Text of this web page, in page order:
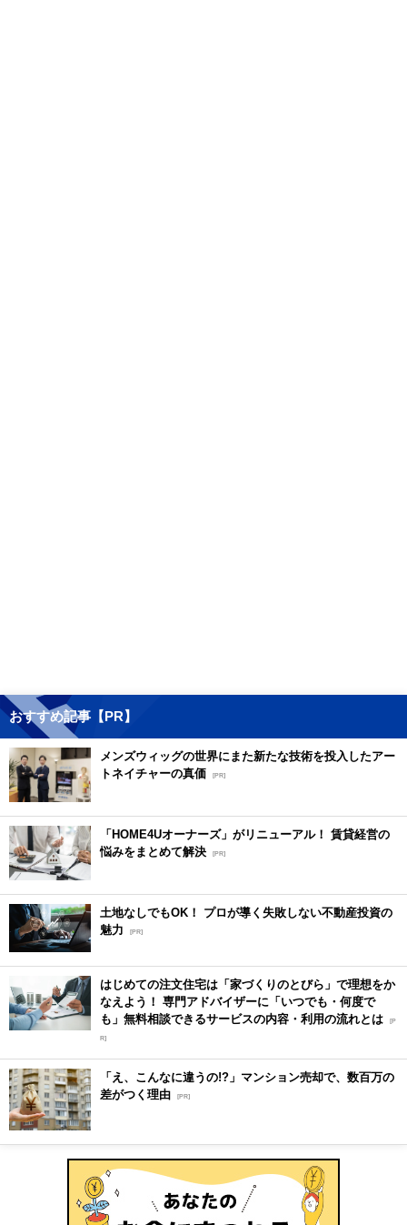
おすすめ記事【PR】
メンズウィッグの世界にまた新たな技術を投入したアー
トネイチャーの真価
[PR]
「HOME4Uオーナーズ」がリニューアル！ 賃貸経営の
悩みをまとめて解決 [PR]
土地なしでもOK！ プロが導く失敗しない不動産投資の
魅力
[PR]
はじめての注文住宅は「家づくりのとびら」で理想をか
なえよう！ 専門アドバイザーに「いつでも・何度で
も」無料相談できるサービスの内容・利用の流れとは [P
R]
「え、こんなに違うの!?」マンション売却で、数百万の
差がつく理由 [PR]